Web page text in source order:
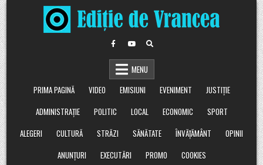
Skip
to
content
MENU
PRIMA PAGINĂ
VIDEO EMISIUNI EVENIMENT
JUSTIȚIE
ADMINISTRAȚIE
POLITIC LOCAL ECONOMIC
SPORT
ALEGERI
CULTURĂ STRĂZI SĂNĂTATE ÎNVĂȚĂMÂNT
OPINII
ANUNȚURI
EXECUTĂRI PROMO COOKIES